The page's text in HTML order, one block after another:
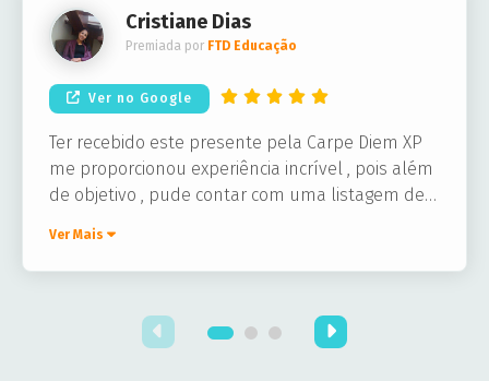
Cristiane Dias
Premiada por FTD Educação
Ver no Google
Ter recebido este presente pela Carpe Diem XP
me proporcionou experiência incrível , pois além
de objetivo , pude contar com uma listagem de
Ver Mais